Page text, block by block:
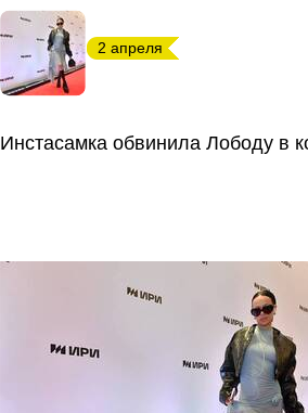
2 апреля
Инстасамка обвинила Лободу в